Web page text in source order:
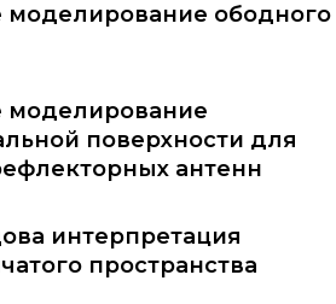
ободного
моделирование
поверхности для
антенн
интерпретация
пространства